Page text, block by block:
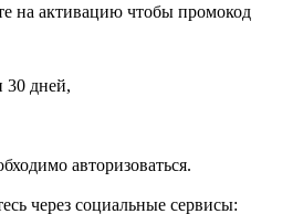
на активацию чтобы промокод
30 дней,
авторизоваться.
через социальные сервисы: